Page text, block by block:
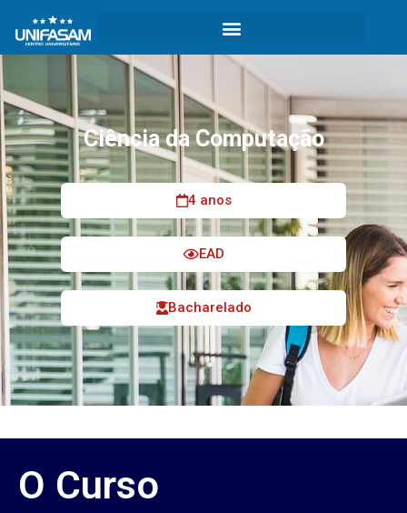
Ciência da Computação
4 anos
EAD
Bacharelado
O Curso